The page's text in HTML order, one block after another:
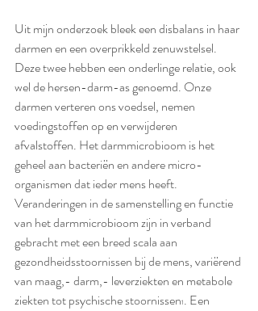
Uit mijn onderzoek bleek een disbalans in haar
darmen en een overprikkeld zenuwstelsel.
Deze twee hebben een onderlinge relatie, ook
wel de hersen-darm-as genoemd. Onze
darmen verteren ons voedsel, nemen
voedingstoffen op en verwijderen
afvalstoffen. Het darmmicrobioom is het
geheel aan bacteriën en andere micro-
organismen dat ieder mens heeft.
Veranderingen in de samenstelling en functie
van het darmmicrobioom zijn in verband
gebracht met een breed scala aan
gezondheidsstoornissen bij de mens, variërend
van maag,- darm,- leverziekten en metabole
ziekten tot psychische stoornissen1. Een